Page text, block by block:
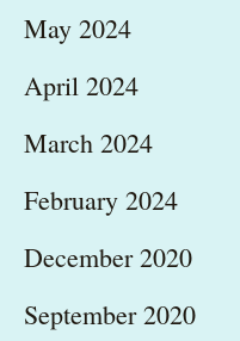
May 2024
April 2024
March 2024
February 2024
December 2020
September 2020